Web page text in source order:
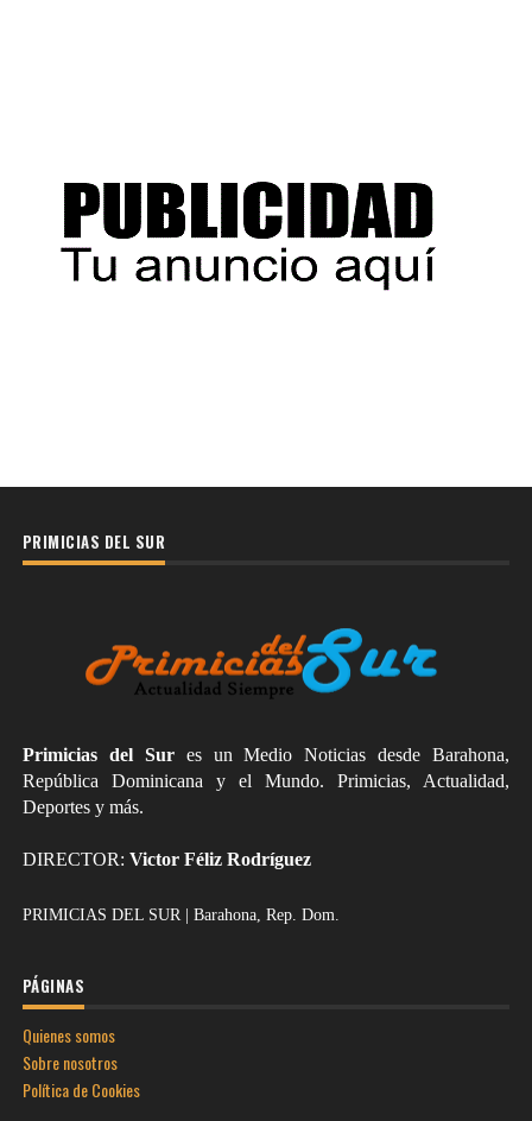
PRIMICIAS DEL SUR
Primicias del Sures un Medio Noticias desde Barahona,
República Dominicana y el Mundo. Primicias, Actualidad,
Deportes y más.
DIRECTOR: Victor Féliz Rodríguez
PRIMICIAS DEL SUR | Barahona, Rep. Dom.
PÁGINAS
Quienes somos
Sobre nosotros
Política de Cookies